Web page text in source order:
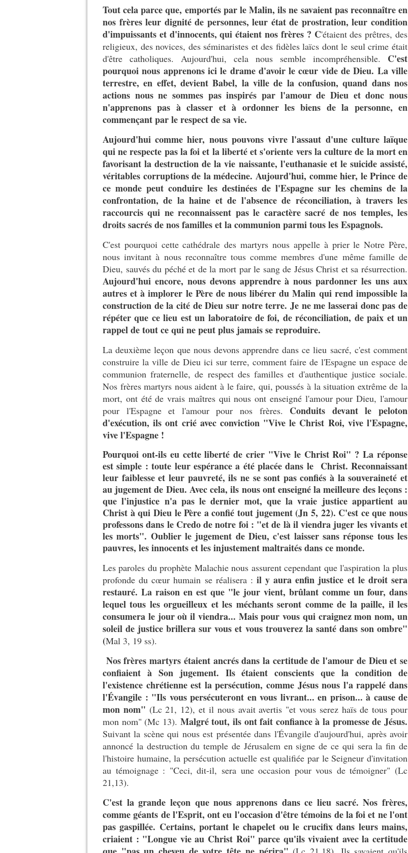
Tout cela parce que, emportés par le Malin, ils ne savaient pas reconnaître en
nos frères leur dignité de personnes, leur état de prostration, leur condition
d'impuissants et d'innocents, qui étaient nos frères ? C'étaient des prêtres, des
religieux, des novices, des séminaristes et des fidèles laïcs dont le seul crime était
d'être catholiques. Aujourd'hui, cela nous semble incompréhensible. C'est
pourquoi nous apprenons ici le drame d'avoir le cœur vide de Dieu. La ville
terrestre, en effet, devient Babel, la ville de la confusion, quand dans nos
actions nous ne sommes pas inspirés par l'amour de Dieu et donc nous
n'apprenons pas à classer et à ordonner les biens de la personne, en
commençant par le respect de sa vie.
Aujourd'hui comme hier, nous pouvons vivre l'assaut d'une culture laïque
qui ne respecte pas la foi et la liberté et s'oriente vers la culture de la mort en
favorisant la destruction de la vie naissante, l'euthanasie et le suicide assisté,
véritables corruptions de la médecine. Aujourd'hui, comme hier, le Prince de
ce monde peut conduire les destinées de l'Espagne sur les chemins de la
confrontation, de la haine et de l'absence de réconciliation, à travers les
raccourcis qui ne reconnaissent pas le caractère sacré de nos temples, les
droits sacrés de nos familles et la communion parmi tous les Espagnols.
C'est pourquoi cette cathédrale des martyrs nous appelle à prier le Notre Père,
nous invitant à nous reconnaître tous comme membres d'une même famille de
Dieu, sauvés du péché et de la mort par le sang de Jésus Christ et sa résurrection.
Aujourd'hui encore, nous devons apprendre à nous pardonner les uns aux
autres et à implorer le Père de nous libérer du Malin qui rend impossible la
construction de la cité de Dieu sur notre terre. Je ne me lasserai donc pas de
répéter que ce lieu est un laboratoire de foi, de réconciliation, de paix et un
rappel de tout ce qui ne peut plus jamais se reproduire.
La deuxième leçon que nous devons apprendre dans ce lieu sacré, c'est comment
construire la ville de Dieu ici sur terre, comment faire de l'Espagne un espace de
communion fraternelle, de respect des familles et d'authentique justice sociale.
Nos frères martyrs nous aident à le faire, qui, poussés à la situation extrême de la
mort, ont été de vrais maîtres qui nous ont enseigné l'amour pour Dieu, l'amour
pour l'Espagne et l'amour pour nos frères. Conduits devant le peloton
d'exécution, ils ont crié avec conviction "Vive le Christ Roi, vive l'Espagne,
vive l'Espagne !
Pourquoi ont-ils eu cette liberté de crier "Vive le Christ Roi" ? La réponse
est simple : toute leur espérance a été placée dans le Christ. Reconnaissant
leur faiblesse et leur pauvreté, ils ne se sont pas confiés à la souveraineté et
au jugement de Dieu. Avec cela, ils nous ont enseigné la meilleure des leçons :
que l'injustice n'a pas le dernier mot, que la vraie justice appartient au
Christ à qui Dieu le Père a confié tout jugement (Jn 5, 22). C'est ce que nous
professons dans le Credo de notre foi : "et de là il viendra juger les vivants et
les morts". Oublier le jugement de Dieu, c'est laisser sans réponse tous les
pauvres, les innocents et les injustement maltraités dans ce monde.
Les paroles du prophète Malachie nous assurent cependant que l'aspiration la plus
profonde du cœur humain se réalisera : il y aura enfin justice et le droit sera
restauré. La raison en est que "le jour vient, brûlant comme un four, dans
lequel tous les orgueilleux et les méchants seront comme de la paille, il les
consumera le jour où il viendra... Mais pour vous qui craignez mon nom, un
soleil de justice brillera sur vous et vous trouverez la santé dans son ombre"
(Mal 3, 19 ss).
Nos frères martyrs étaient ancrés dans la certitude de l'amour de Dieu et se
confiaient à Son jugement. Ils étaient conscients que la condition de
l'existence chrétienne est la persécution, comme Jésus nous l'a rappelé dans
l'Évangile : "Ils vous persécuteront en vous livrant... en prison... à cause de
mon nom" (Lc 21, 12), et il nous avait avertis "et vous serez haïs de tous pour
mon nom" (Mc 13). Malgré tout, ils ont fait confiance à la promesse de Jésus.
Suivant la scène qui nous est présentée dans l'Évangile d'aujourd'hui, après avoir
annoncé la destruction du temple de Jérusalem en signe de ce qui sera la fin de
l'histoire humaine, la persécution actuelle est qualifiée par le Seigneur d'invitation
au témoignage : "Ceci, dit-il, sera une occasion pour vous de témoigner" (Lc
21,13).
C'est la grande leçon que nous apprenons dans ce lieu sacré. Nos frères,
comme géants de l'Esprit, ont eu l'occasion d'être témoins de la foi et ne l'ont
pas gaspillée. Certains, portant le chapelet ou le crucifix dans leurs mains,
criaient : "Longue vie au Christ Roi" parce qu'ils vivaient avec la certitude